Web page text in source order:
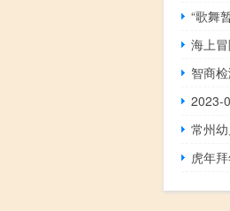
“歌舞
海上
智商
虎年